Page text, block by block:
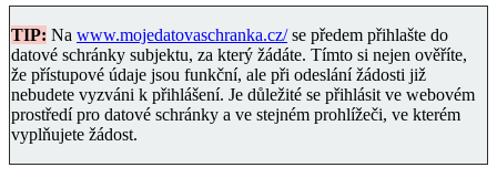
TIP: Na www.mojedatovaschranka.cz/se předem přihlašte do
datové schránky subjektu, za který žádáte. Tímto si nejen ověříte,
že přístupové údaje jsou funkční, ale při odeslání žádosti již
nebudete vyzváni k přihlášení. Je důležité se přihlásit ve webovém
prostředí pro datové schránky a ve stejném prohlížeči, ve kterém
vyplňujete žádost.